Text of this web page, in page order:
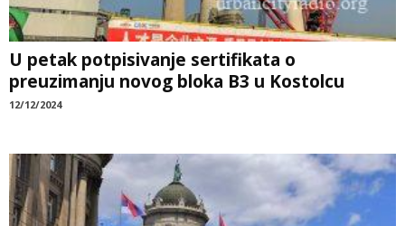
U petak potpisivanje sertifikata o
preuzimanju novog bloka B3 u Kostolcu
12/12/2024